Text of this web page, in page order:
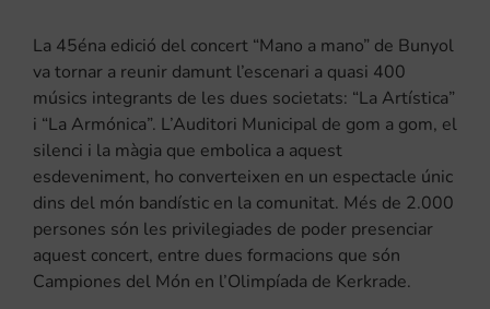
Tenda
La 45éna edició del concert “Mano a mano” de Bunyol
va tornar a reunir damunt l’escenari a quasi 400
músics integrants de les dues societats: “La Artística”
i “La Armónica”. L’Auditori Municipal de gom a gom, el
silenci i la màgia que embolica a aquest
esdeveniment, ho converteixen en un espectacle únic
dins del món bandístic en la comunitat. Més de 2.000
persones són les privilegiades de poder presenciar
aquest concert, entre dues formacions que són
Campiones del Món en l’Olimpíada de Kerkrade.